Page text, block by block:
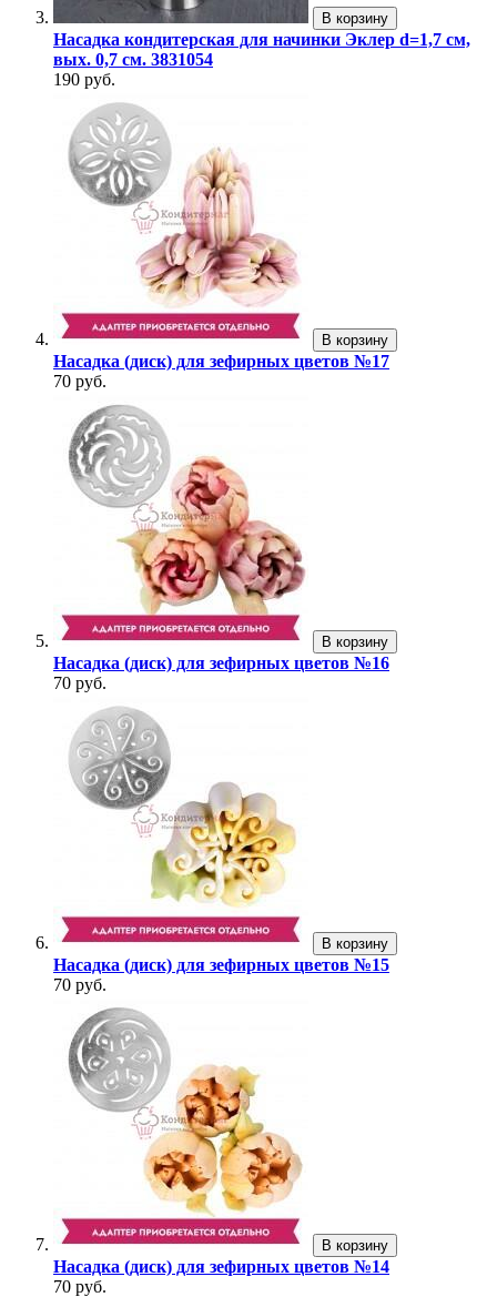
В корзину
Насадка кондитерская для начинки Эклер d=1,7 см,
вых. 0,7 см. 3831054
190 руб.
В корзину
Насадка (диск) для зефирных цветов №17
70 руб.
В корзину
Насадка (диск) для зефирных цветов №16
70 руб.
В корзину
Насадка (диск) для зефирных цветов №15
70 руб.
В корзину
Насадка (диск) для зефирных цветов №14
70 руб.